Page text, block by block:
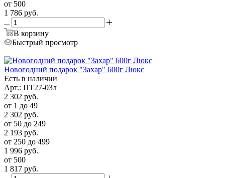
от 500
1 786 руб.
В корзину
Быстрый просмотр
Новогодний подарок "Захар" 600г Люкс
Есть в наличии
Арт.: ПТ27-03л
2 302 руб.
от 1 до 49
2 302 руб.
от 50 до 249
2 193 руб.
от 250 до 499
1 996 руб.
от 500
1 817 руб.